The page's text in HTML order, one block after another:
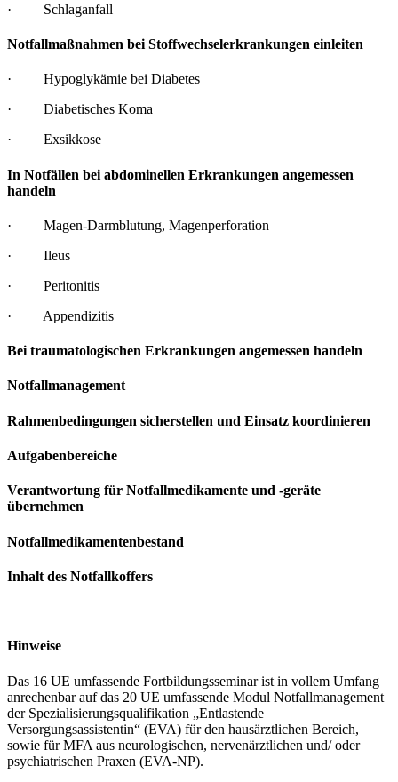
· Schlaganfall
Notfallmaßnahmen bei Stoffwechselerkrankungen einleiten
· Hypoglykämie bei Diabetes
· Diabetisches Koma
· Exsikkose
In Notfällen bei abdominellen Erkrankungen angemessen
handeln
· Magen-Darmblutung, Magenperforation
· Ileus
· Peritonitis
· Appendizitis
Bei traumatologischen Erkrankungen angemessen handeln
Notfallmanagement
Rahmenbedingungen sicherstellen und Einsatz koordinieren
Aufgabenbereiche
Verantwortung für Notfallmedikamente und -geräte
übernehmen
Notfallmedikamentenbestand
Inhalt des Notfallkoffers
Hinweise
Das 16 UE umfassende Fortbildungsseminar ist in vollem Umfang
anrechenbar auf das 20 UE umfassende Modul Notfallmanagement
der Spezialisierungsqualifikation „Entlastende
Versorgungsassistentin“ (EVA) für den hausärztlichen Bereich,
sowie für MFA aus neurologischen, nervenärztlichen und/ oder
psychiatrischen Praxen (EVA-NP).